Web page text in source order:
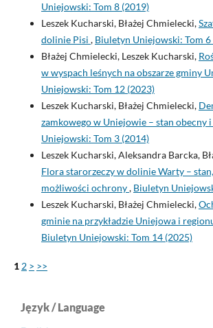
Uniejowski: Tom 8 (2019)
Leszek Kucharski, Błażej Chmielecki,
dolinie Pisi , Biuletyn Uniejowski: Tom 6
Błażej Chmielecki, Leszek Kucharski,
w wyspach leśnych na obszarze gminy
Uniejowski: Tom 12 (2023)
Leszek Kucharski, Błażej Chmielecki,
zamkowego w Uniejowie – stan obecny
Uniejowski: Tom 3 (2014)
Leszek Kucharski, Aleksandra Barcka,
Flora starorzeczy w dolinie Warty –
możliwości ochrony, Biuletyn
Leszek Kucharski, Błażej Chmielecki,
gminie na przykładzie Uniejowa i
Biuletyn Uniejowski: Tom 14 (2025)
12 > >>
Język / Language